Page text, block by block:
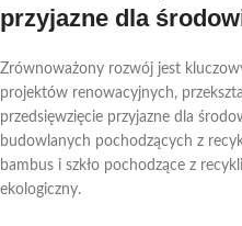
przyjazne dla
Zrównoważony rozwój jest
projektów renowacyjnych,
przedsięwzięcie przyjazne dla
budowlanych pochodzących z
bambus i szkło pochodzące z
ekologiczny.